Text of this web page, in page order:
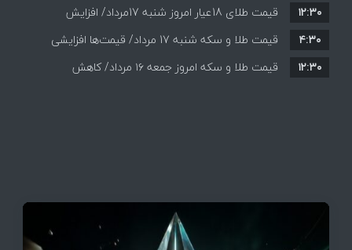
همه قیمت ها + جدول و جزئیات قیمت طلای 18عیار امروز شنبه 17مرداد/ افزایش
قیمت + جدول و جزئیات
۱۲:۳۰
قیمت طلا و سکه شنبه 17 مرداد/ قیمت‌ها افزایشی
۴:۳۰
قیمت طلا و سکه امروز جمعه ۱۶ مرداد/ کاهش
۱۲:۳۰